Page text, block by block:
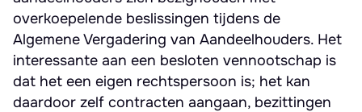
overkoepelende beslissingen tijdens de
Algemene Vergadering van Aandeelhouders. Het
interessante aan een besloten vennootschap is
dat het een eigen rechtspersoon is; het kan
daardoor zelf contracten aangaan, bezittingen